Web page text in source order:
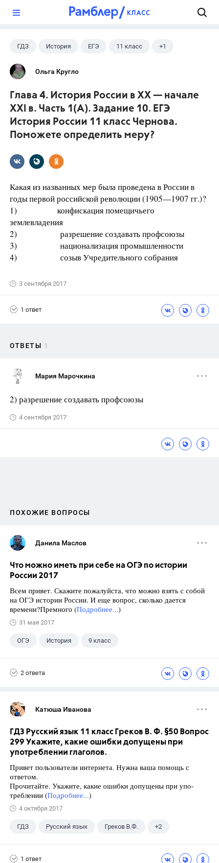
ГДЗ История ЕГЭ 11 класс +1
Чернова М.Н.
Ольга Кругло
Глава 4. История России в XX — начале
XXI в. Часть 1(A). Задание 10. ЕГЭ
История России 11 класс Чернова.
Поможете определить меру?
Какая из названных мер была проведена в России в
годы первой российской революции (1905—1907 гг.)?
1) конфискация помещичьего
землевладения
2) разрешение создавать профсоюзы
3) национализация промышленности
4) созыв Учредительного собрания
3 сентября 2017
1 ответ
ОТВЕТЫ 1
Мария Марочкина
2) разрешение создавать профсоюзы
4 сентября 2017
ПОХОЖИЕ ВОПРОСЫ
Данила Маслов
Что можно иметь при себе на ОГЭ по истории
России 2017
Всем привет. Скажите пожалуйста, что можно взять с собой
на ОГЭ истории России. И еще вопрос, сколько дается
времени?Премного (Подробнее...)
31 мая 2017
ОГЭ История 9 класс
2 ответа
Катюша Иванова
ГДЗ Русский язык 11 класс Греков В. Ф. §50 Вопрос
299 Укажите, какие ошибки допущены при
употреблении глаголов.
Привет пользователи интернета. Нужна ваша помощь с
ответом.
Прочитайте. Укажите, какие ошибки допущены при упо-
треблении (Подробнее...)
4 октября 2017
ГДЗ Русский язык Греков В.Ф. +2
1 ответ